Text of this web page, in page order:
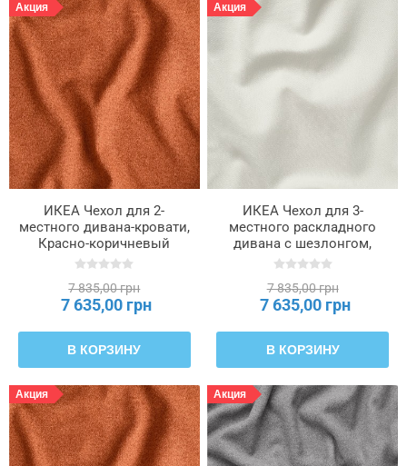
Акция
ИКЕА Чехол для 2-
местного дивана-кровати,
Красно-коричневый
тонер SALTSJÖBADEN,
7 835,00 грн
7 635,00 грн
В КОРЗИНУ
Акция
ИКЕА Чехол для 3-
местного раскладного
дивана с шезлонгом,
Blekinge белый
706.076.13
7 835,00 грн
7 635,00 грн
В КОРЗИНУ
Акция Акция